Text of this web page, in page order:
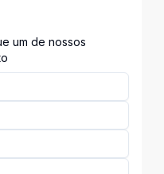
um de nossos